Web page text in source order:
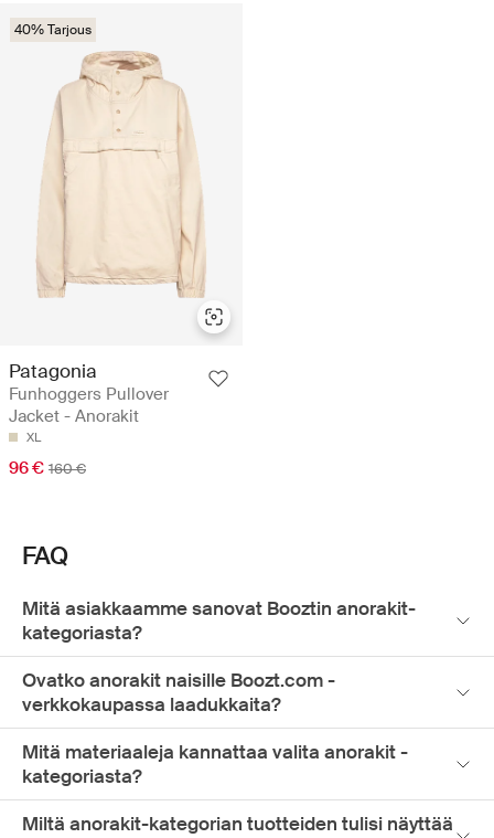
40% Tarjous
Patagonia
Funhoggers Pullover
Jacket - Anorakit
XL
96 € 160 €
FAQ
Mitä asiakkaamme sanovat Booztin anorakit-
kategoriasta?
Ovatko anorakit naisille Boozt.com -
verkkokaupassa laadukkaita?
Mitä materiaaleja kannattaa valita anorakit -
kategoriasta?
Miltä anorakit-kategorian tuotteiden tulisi näyttää